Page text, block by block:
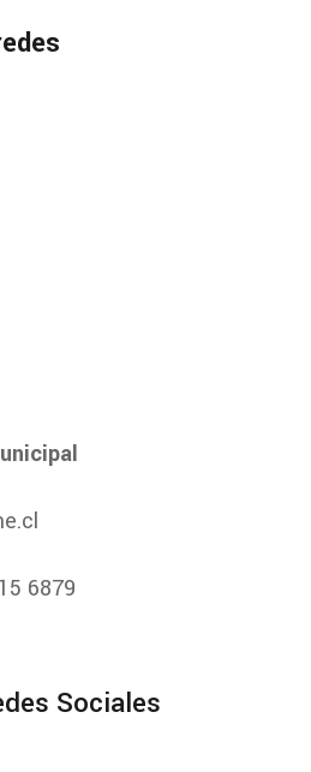
6879
Sociales